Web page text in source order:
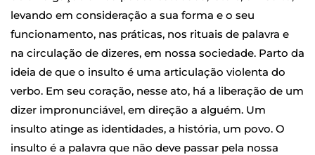
levando em consideração a sua forma e o seu
funcionamento, nas práticas, nos rituais de palavra e
na circulação de dizeres, em nossa sociedade. Parto da
ideia de que o insulto é uma articulação violenta do
verbo. Em seu coração, nesse ato, há a liberação de um
dizer impronunciável, em direção a alguém. Um
insulto atinge as identidades, a história, um povo. O
insulto é a palavra que não deve passar pela nossa